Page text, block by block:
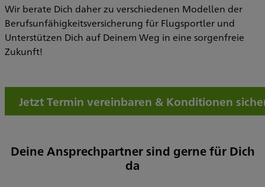
Wir berate Dich daher zu verschiedenen Modellen der
Berufsunfähigkeitsversicherung für Flugsportler und
Unterstützen Dich auf Deinem Weg in eine sorgenfreie
Zukunft!
Jetzt Termin vereinbaren & Konditionen
Deine Ansprechpartner sind gerne für Dich
da